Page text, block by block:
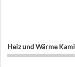
Heiz und Wärme